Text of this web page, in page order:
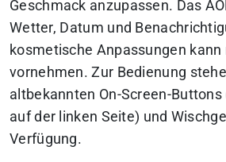
Geschmack anzupassen. Das
Wetter, Datum und
kosmetische Anpassungen
vornehmen. Zur Bedienung
altbekannten On-Screen-
auf der linken Seite) und
Verfügung.